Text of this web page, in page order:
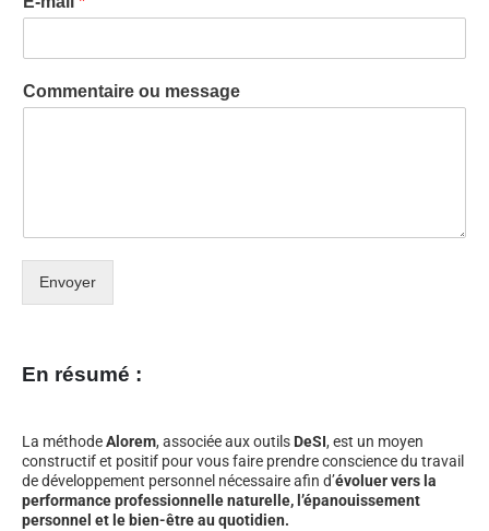
Commentaire ou message
Envoyer
En résumé :
La méthodeAlorem, associée aux outils DeSI, est un moyen
constructif et positif pour vous faire prendre conscience du travail
de développement personnel nécessaire afin d’évoluer vers la
performance professionnelle naturelle, l’épanouissement
personnel et le bien-être au quotidien.